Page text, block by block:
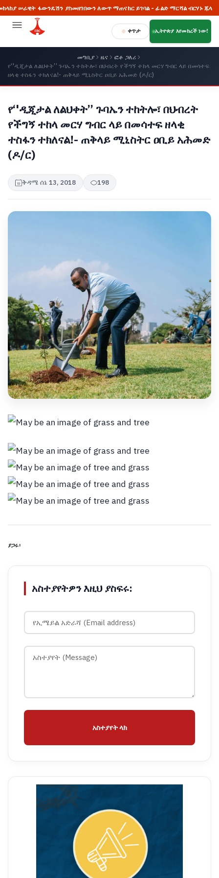
ፋውንዴሽን ያስመዘገበውን ለውጥ ማጠናከር ይገባል - ፊልድ ማርሻል ብርሃኑ ጁላ
ቀጥታ ኢትዮጵያ እየመከረች ነው!
መግቢያ ዜና
ፎቶ ጋለሪ
የ‘'ዲጂታል ለልህቀት’’ ጉባኤን ተከትሎ፣ በህብረት የችግኝ ተከላ መርሃ ግብር ላይ በመሳተፍ
ዘላቂ ተስፋን ተክለናል!- ጠቅላይ ሚኒስትር ዐቢይ አሕመድ (ዶ/ር)
የ‘'ዲጂታል ለልህቀት’’ ጉባኤን ተከትሎ፣ በህብረት
የችግኝ ተከላ መርሃ ግብር ላይ በመሳተፍ ዘላቂ
ተስፋን ተክለናል!- ጠቅላይ ሚኒስትር ዐቢይ አሕመድ
(ዶ/ር)
ቅዳሜ ሰኔ 13, 2018 198
ያጋሩ፡
አስተያየትዎን እዚህ ያስፍሩ:
አስተያየት ላክ